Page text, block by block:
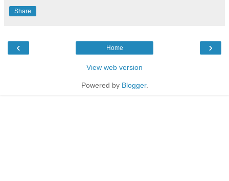
Share
‹ ›
Home
View web version
Powered by Blogger.